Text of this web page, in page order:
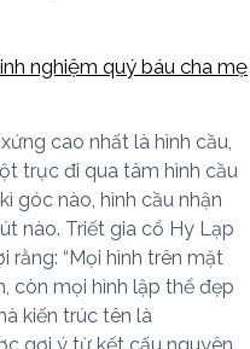
nghiệm quý báu cha mẹ
cao nhất là hình cầu,
trục đi qua tâm hình cầu
góc nào, hình cầu nhận
nào. Triết gia cổ Hy Lạp
rằng: “Mọi hình trên mặt
còn mọi hình lập thể đẹp
kiến trúc tên là